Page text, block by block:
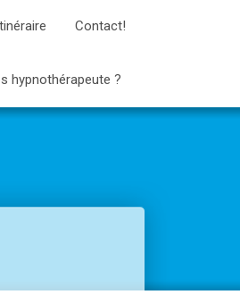
Contact!
hypnothérapeute ?